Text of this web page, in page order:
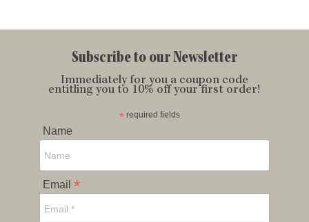
Subscribe to our Newsletter
Immediately for you a coupon code
entitling you to 10% off your first order!
* required fields
Name
Email *